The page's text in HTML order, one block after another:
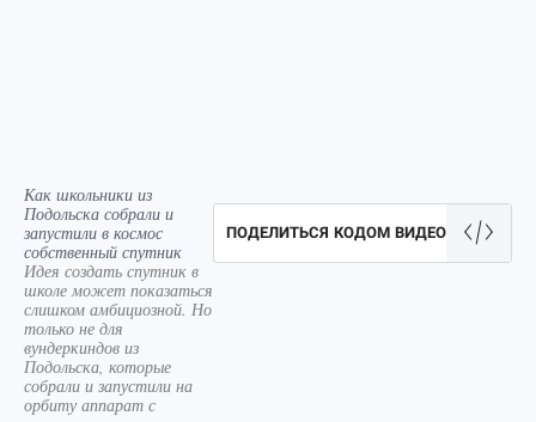
Как школьники из
Подольска собрали и
запустили в космос
собственный спутник
Идея создать спутник в
школе может показаться
слишком амбициозной. Но
только не для
вундеркиндов из
Подольска, которые
собрали и запустили на
орбиту аппарат с
ПОДЕЛИТЬСЯ КОДОМ ВИДЕО